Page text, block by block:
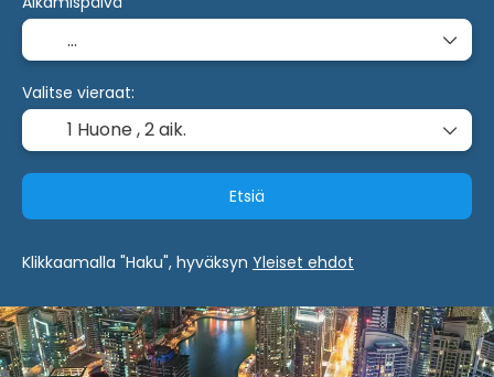
Valitse vieraat:
1 Huone ,2 aik.
Etsiä
Klikkaamalla "Haku", hyväksyn Yleiset ehdot